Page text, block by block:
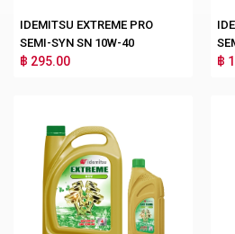
IDEMITSU EXTREME PRO
SEMI-SYN SN 10W-40
฿ 295.00 ฿